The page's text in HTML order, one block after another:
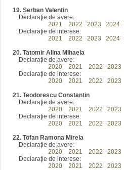
19. Șerban Valentin
Declaraţie de avere:
2021 2022 2023 2024
Declaraţie de interese:
2021 2022 2023 2024
20. Tatomir Alina Mihaela
Declaraţie de avere:
2020 2021 2022 2023
Declaraţie de interese:
2020 2021 2022 2023
21. Teodorescu Constantin
Declaraţie de avere:
2020 2021 2022 2023
Declaraţie de interese:
2020 2021 2022 2023
22. Tofan Ramona Mirela
Declaraţie de avere:
2020 2021 2022 2023
Declaraţie de interese:
2020 2021 2022 2023